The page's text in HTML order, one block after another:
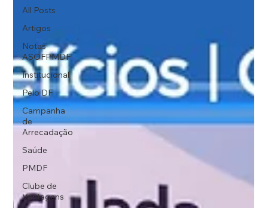
All Posts
Artigos
Notas
ASOFPMDF
Institucional
Pelo DF
Campanha
de
Arrecadação
Saúde
PMDF
Clube de
Vantagens